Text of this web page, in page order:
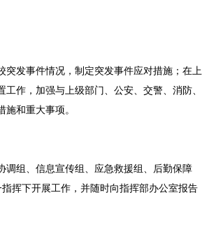
突发事件情况，制定突发事件应对措施；在上
作，加强与上级部门、公安、交警、消防、
和重大事项。
调组、信息宣传组、应急救援组、后勤保障
挥下开展工作，并随时向指挥部办公室报告